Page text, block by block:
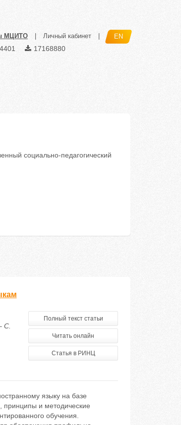
МЦИТО Личный кабинет EN
17168880
социально-педагогический
С.
Полный текст статьи
Читать онлайн
Статья в РИНЦ
языку на базе
принципы и методические
обучения.